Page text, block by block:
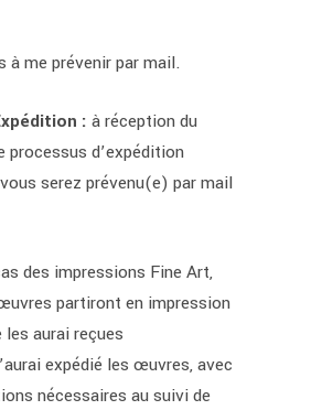
à me prévenir par mail.
: à réception du
processus d’expédition
serez prévenu(e) par mail
des impressions Fine Art,
partiront en impression
aurai reçues
expédié les œuvres, avec
nécessaires au suivi de